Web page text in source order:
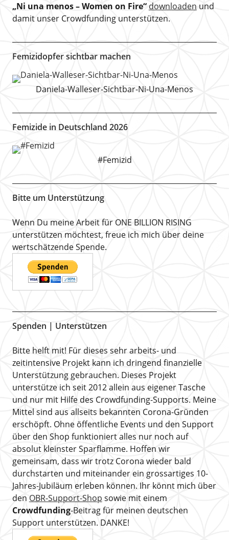
„Ni una menos – Women on Fire“ downloaden und
damit unser Crowdfunding unterstützen.
Femizidopfer sichtbar machen
Daniela-Walleser-Sichtbar-Ni-Una-Menos
Femizide in Deutschland 2026
#Femizid
Bitte um Unterstützung
Wenn Du meine Arbeit für ONE BILLION RISING
unterstützen möchtest, freue ich mich über deine
wertschätzende Spende.
Spenden | Unterstützen
Bitte helft mit! Für dieses sehr arbeits- und
zeitintensive Projekt kann ich dringend finanzielle
Unterstützung gebrauchen. Dieses Projekt
unterstütze ich seit 2012 allein aus eigener Tasche
und nur mit Hilfe des Crowdfunding-Supports. Meine
Mittel sind aus allseits bekannten Corona-Gründen
erschöpft. Ohne öffentliche Events und den Support
über den Shop funktioniert alles nur noch auf
absolut kleinster Sparflamme. Hoffen wir
gemeinsam, dass wir trotz Corona wieder bald
durchstarten und miteinander ein grossartiges 10-
Jahres-Jubiläum erleben können. Ihr könnt mich über
den OBR-Support-Shop sowie mit einem
Crowdfunding-Beitrag für meinen deutschen
Support unterstützen. DANKE!